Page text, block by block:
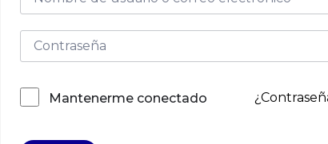
Mantenerme conectado